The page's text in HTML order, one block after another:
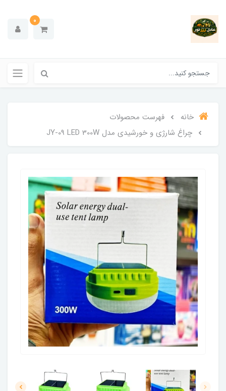
0
خانه
فهرست محصولات
چراغ شارژی و خورشیدی مدل JY-09 LED 300W